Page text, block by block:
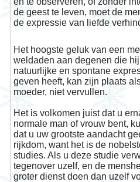
de geest te leven, moet de
de expressie van liefde
Het hoogste geluk van een
weldaden aan degenen die
natuurlijke en spontane
geven heeft, kan zijn plaats
moeder, niet vervullen.
Het is volkomen juist dat u
normale man of vrouw bent,
dat u uw grootste aandacht
rijkdom, want het is de
studies. Als u deze studie
tegenover uzelf, en de
groter dienst doen dan uzelf